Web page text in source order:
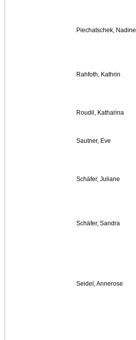
Piechatschek, Nadine
Rahfoth, Kathrin
Roudil, Katharina
Sautner, Eve
Schäfer, Juliane
Schäfer, Sandra
Seidel, Annerose